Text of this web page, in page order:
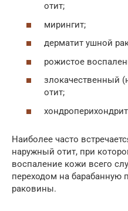
отит;
мирингит;
дерматит ушной
рожистое
злокачественный
отит;
Наиболее часто
наружный отит, при
воспаление кожи всего
переходом на барабанную
раковины.